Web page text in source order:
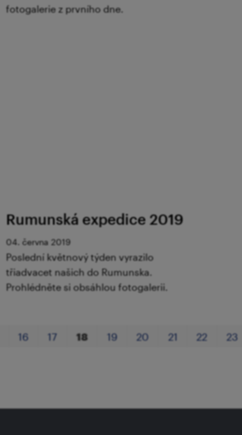
fotogalerie z prvního dne.
Rumunská expedice 2019
04. června 2019
Poslední květnový týden vyrazilo
třiadvacet našich do Rumunska.
Prohlédněte si obsáhlou fotogalerii.
16 17 18 19 20 21 22 23